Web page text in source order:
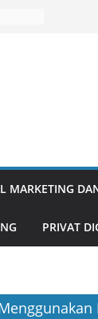
MARKETING
PRIVAT